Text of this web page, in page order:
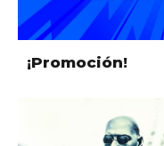
¡Promoción!